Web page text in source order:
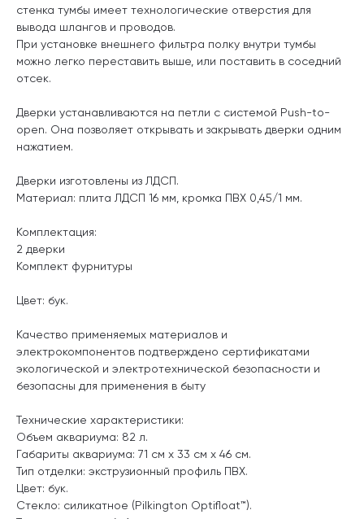
стенка тумбы имеет технологические отверстия для
вывода шлангов и проводов.
При установке внешнего фильтра полку внутри тумбы
можно легко переставить выше, или поставить в соседний
отсек.
Дверки устанавливаются на петли с системой Push-to-
open. Она позволяет открывать и закрывать дверки одним
нажатием.
Дверки изготовлены из ЛДСП.
Материал: плита ЛДСП 16 мм, кромка ПВХ 0,45/1 мм.
Комплектация:
2 дверки
Комплект фурнитуры
Цвет: бук.
Качество применяемых материалов и
электрокомпонентов подтверждено сертификатами
экологической и электротехнической безопасности и
безопасны для применения в быту
Технические характеристики:
Объем аквариума: 82 л.
Габариты аквариума: 71 см x 33 см x 46 см.
Тип отделки: экструзионный профиль ПВХ.
Цвет: бук.
Стекло: силикатное (Pilkington Optifloat™).